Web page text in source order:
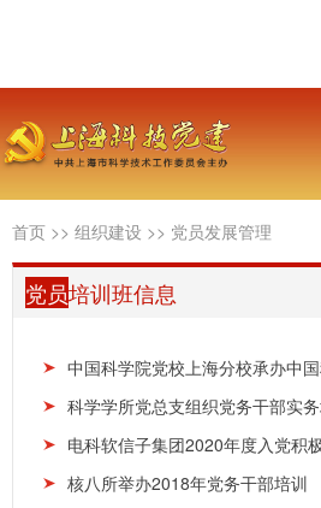
首页 >> 组织建设 >> 党员发展管理
党员培训班信息
科学学所党总支组织党务干部实
电科软信子集团2020年度入党积
核八所举办2018年党务干部培训